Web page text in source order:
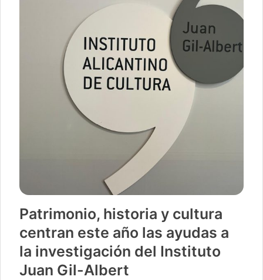
Patrimonio, historia y cultura
centran este año las ayudas a
la investigación del Instituto
Juan Gil-Albert